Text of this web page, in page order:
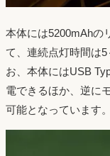
本体には5200mAhの
て、連続点灯時間は
お、本体にはUSB
電できるほか、逆に
可能となっています。